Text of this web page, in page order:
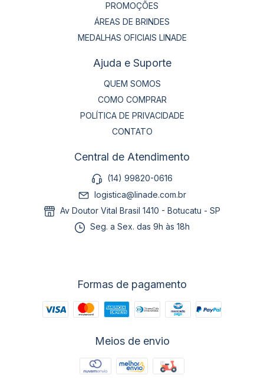
PROMOÇÕES
ÁREAS DE BRINDES
MEDALHAS OFICIAIS LINADE
Ajuda e Suporte
QUEM SOMOS
COMO COMPRAR
POLÍTICA DE PRIVACIDADE
CONTATO
Central de Atendimento
(14) 99820-0616
logistica@linade.com.br
Av Doutor Vital Brasil 1410 - Botucatu - SP
Seg. a Sex. das 9h às 18h
Formas de pagamento
Meios de envio